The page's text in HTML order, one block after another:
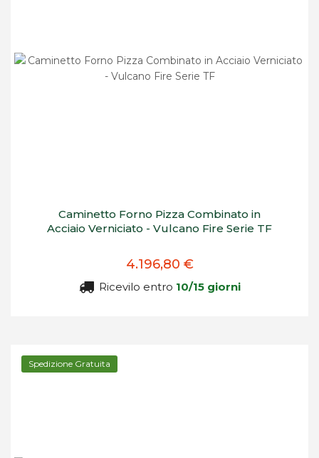
Caminetto Forno Pizza Combinato in
Acciaio Verniciato - Vulcano Fire Serie TF
4.196,80 €
Ricevilo entro 10/15 giorni
Spedizione Gratuita